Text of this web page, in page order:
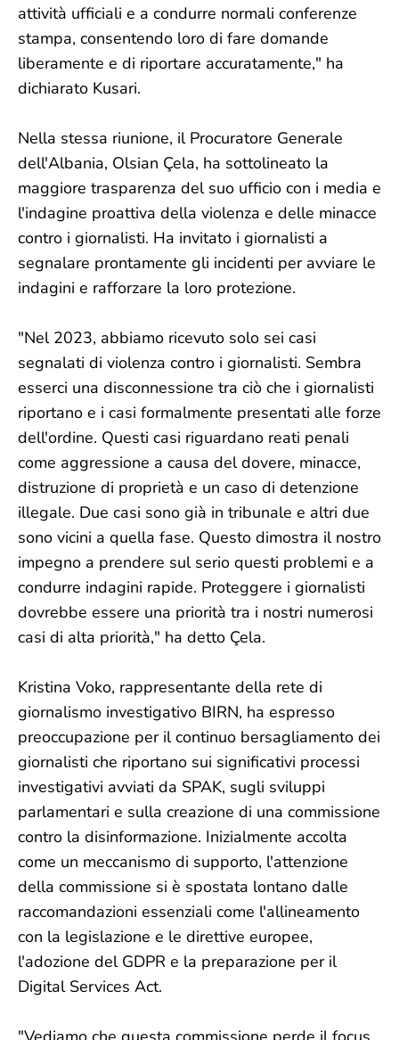
attività ufficiali e a condurre normali conferenze
stampa, consentendo loro di fare domande
liberamente e di riportare accuratamente," ha
dichiarato Kusari.
Nella stessa riunione, il Procuratore Generale
dell'Albania, Olsian Çela, ha sottolineato la
maggiore trasparenza del suo ufficio con i media e
l'indagine proattiva della violenza e delle minacce
contro i giornalisti. Ha invitato i giornalisti a
segnalare prontamente gli incidenti per avviare le
indagini e rafforzare la loro protezione.
"Nel 2023, abbiamo ricevuto solo sei casi
segnalati di violenza contro i giornalisti. Sembra
esserci una disconnessione tra ciò che i giornalisti
riportano e i casi formalmente presentati alle forze
dell'ordine. Questi casi riguardano reati penali
come aggressione a causa del dovere, minacce,
distruzione di proprietà e un caso di detenzione
illegale. Due casi sono già in tribunale e altri due
sono vicini a quella fase. Questo dimostra il nostro
impegno a prendere sul serio questi problemi e a
condurre indagini rapide. Proteggere i giornalisti
dovrebbe essere una priorità tra i nostri numerosi
casi di alta priorità," ha detto Çela.
Kristina Voko, rappresentante della rete di
giornalismo investigativo BIRN, ha espresso
preoccupazione per il continuo bersagliamento dei
giornalisti che riportano sui significativi processi
investigativi avviati da SPAK, sugli sviluppi
parlamentari e sulla creazione di una commissione
contro la disinformazione. Inizialmente accolta
come un meccanismo di supporto, l'attenzione
della commissione si è spostata lontano dalle
raccomandazioni essenziali come l'allineamento
con la legislazione e le direttive europee,
l'adozione del GDPR e la preparazione per il
Digital Services Act.